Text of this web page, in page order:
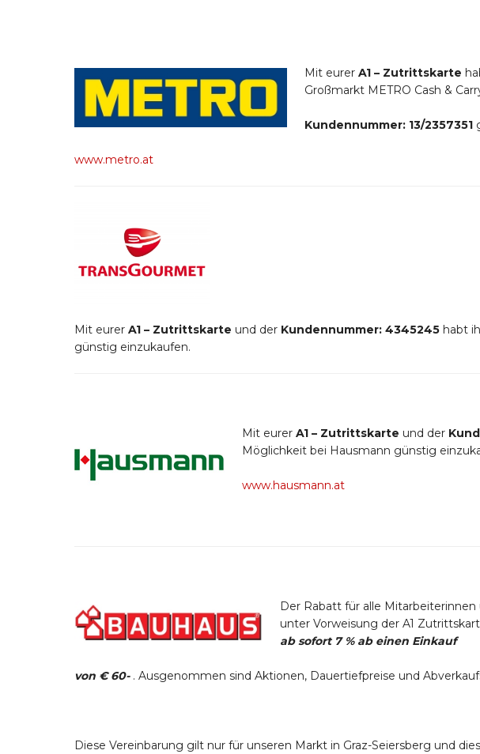
Mit eurer A1 – Zutrittskarte
Großmarkt METRO Cash &
Kundennummer: 13/2357351
www.metro.at
Mit eurer A1 – Zutrittskarte und der Kundennummer: 4345245 habt
günstig einzukaufen.
Mit eurer A1 – Zutrittskarte und der
Möglichkeit bei Hausmann günstig
www.hausmann.at
Der Rabatt für alle Mit
unter Vorweisung der A1
ab sofort 7 % ab einen Einkauf
von € 60- . Ausgenommen sind Aktionen, Dauertiefpreise und
Diese Vereinbarung gilt nur für unseren Markt in Graz-Seiersberg und